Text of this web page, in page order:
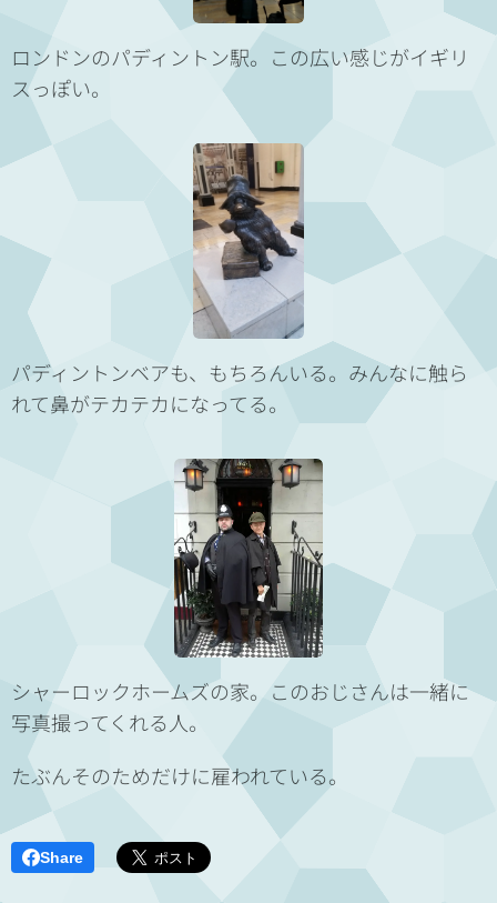
ロンドンのパディントン駅。この広い感じがイギリ
スっぽい。
パディントンベアも、もちろんいる。みんなに触ら
れて鼻がテカテカになってる。
シャーロックホームズの家。このおじさんは一緒に
写真撮ってくれる人。
たぶんそのためだけに雇われている。
Share